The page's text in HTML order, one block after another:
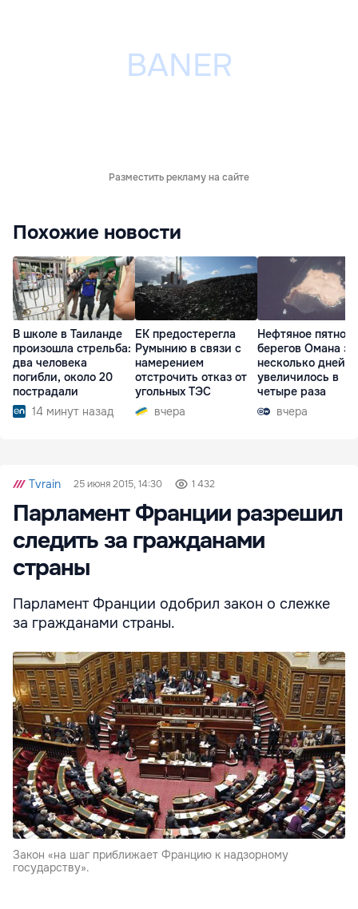
Разместить рекламу на сайте
Похожие новости
В школе в Таиланде
произошла стрельба:
два человека
погибли, около 20
пострадали
14 минут назад
ЕК предостерегла
Румынию в связи с
намерением
отстрочить отказ от
угольных ТЭС
вчера
Нефтяное пятно у
берегов Омана за
несколько дней
увеличилось в
четыре раза
вчера
Tvrain 25 июня 2015, 14:30 1 432
Парламент Франции разрешил
следить за гражданами
страны
Парламент Франции одобрил закон о слежке
за гражданами страны.
Закон «на шаг приближает Францию к надзорному
государству».